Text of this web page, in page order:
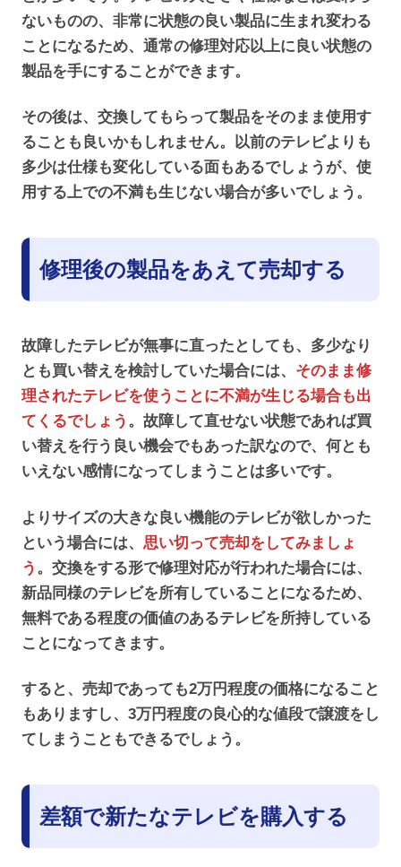
ないものの、非常に状態の良い製品に生まれ変わる
ことになるため、通常の修理対応以上に良い状態の
製品を手にすることができます。
その後は、交換してもらって製品をそのまま使用す
ることも良いかもしれません。以前のテレビよりも
多少は仕様も変化している面もあるでしょうが、使
用する上での不満も生じない場合が多いでしょう。
修理後の製品をあえて売却する
故障したテレビが無事に直ったとしても、多少なり
とも買い替えを検討していた場合には、 そのまま修
理されたテレビを使うことに不満が生じる場合も出
てくるでしょう 。故障して直せない状態であれば買
い替えを行う良い機会でもあった訳なので、何とも
いえない感情になってしまうことは多いです。
よりサイズの大きな良い機能のテレビが欲しかった
という場合には、 思い切って売却をしてみましょ
う 。交換をする形で修理対応が行われた場合には、
新品同様のテレビを所有していることになるため、
無料である程度の価値のあるテレビを所持している
ことになってきます。
すると、売却であっても2万円程度の価格になること
もありますし、3万円程度の良心的な値段で譲渡をし
てしまうこともできるでしょう。
差額で新たなテレビを購入する